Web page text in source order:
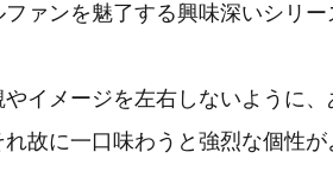
ァンを魅了する興味深いシリー
イメージを左右しないように
故に一口味わうと強烈な個性